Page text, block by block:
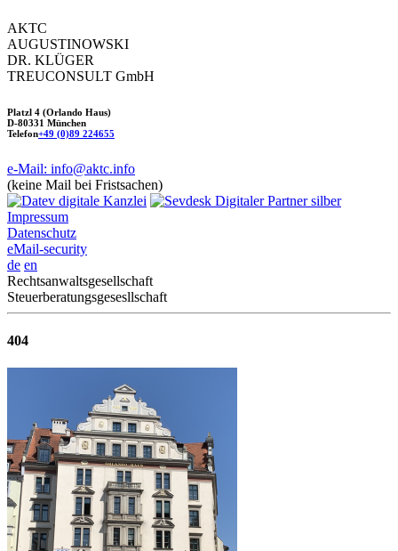
AKTC
AUGUSTINOWSKI
DR. KLÜGER
TREUCONSULT GmbH
Platzl 4 (Orlando Haus)
D-80331 München
Telefon+49 (0)89 224655
e-Mail: info@aktc.info
(keine Mail bei Fristsachen)
Impressum
Datenschutz
eMail-security
de en
Rechtsanwaltsgesellschaft
Steuerberatungsgesesllschaft
404